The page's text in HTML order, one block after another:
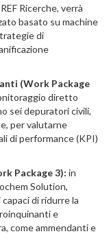
Ricerche, verrà
basato su machine
di
(Work Package
diretto
sei depuratori civili,
per valutarne
di performance (KPI)
Package 3): in
Solution,
di ridurre la
e
come ammendanti e